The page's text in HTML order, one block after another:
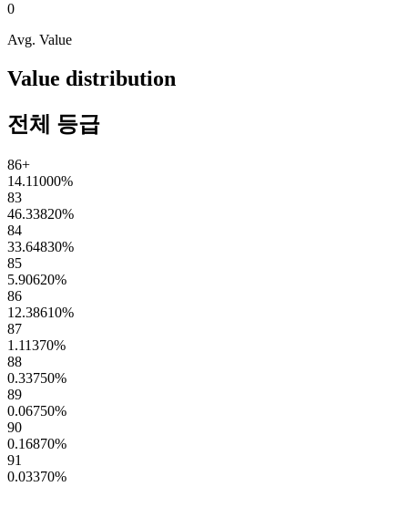
0
Avg. Value
Value distribution
전체 등급
86+
14.11000%
83
46.33820%
84
33.64830%
85
5.90620%
86
12.38610%
87
1.11370%
88
0.33750%
89
0.06750%
90
0.16870%
91
0.03370%